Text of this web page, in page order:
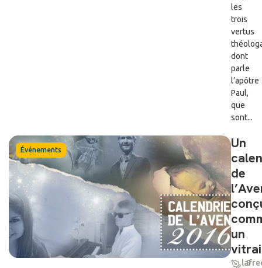
les
trois
vertus
dont
parle
l’apôtre
Paul,
que
sont...
Événements
Un
de
un
9